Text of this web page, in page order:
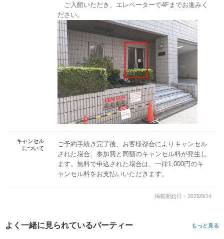
ご入館いただき、エレベーターで4Fまでお進みく
ださい。
キャンセル
について
ご予約手続き完了後、お客様都合によりキャンセル
された場合、参加費と同額のキャンセル料が発生し
ます。無料で申込された場合は、一律1,000円のキ
ャンセル料をお支払いいただきます。
掲載開始日：2025/8/14
よく一緒に見られているパーティー もっと見る